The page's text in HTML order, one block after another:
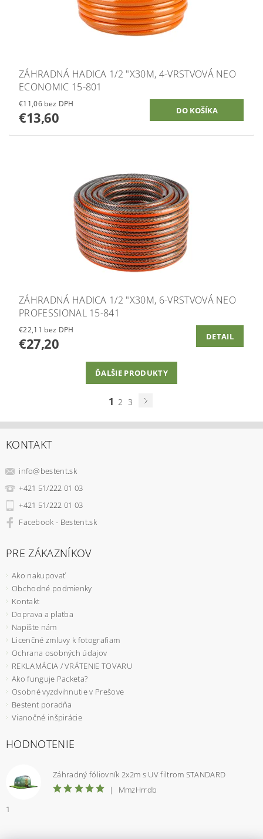
ZÁHRADNÁ HADICA 1/2 "X30M, 4-VRSTVOVÁ NEO
ECONOMIC 15-801
€11,06 bez DPH
€13,60
ZÁHRADNÁ HADICA 1/2 "X30M, 6-VRSTVOVÁ NEO
PROFESSIONAL 15-841
€22,11 bez DPH
€27,20 DETAIL
ĎALŠIE PRODUKTY
1 2 3
KONTAKT
info@bestent.sk
+421 51/222 01 03
+421 51/222 01 03
Facebook - Bestent.sk
PRE ZÁKAZNÍKOV
Ako nakupovať
Obchodné podmienky
Kontakt
Doprava a platba
Napíšte nám
Licenčné zmluvy k fotografiam
Ochrana osobných údajov
REKLAMÁCIA / VRÁTENIE TOVARU
Ako funguje Packeta?
Osobné vyzdvihnutie v Prešove
Bestent poradňa
Vianočné inšpirácie
HODNOTENIE
Záhradný fóliovník 2x2m s UV filtrom STANDARD
|
MmzHrrdb
1